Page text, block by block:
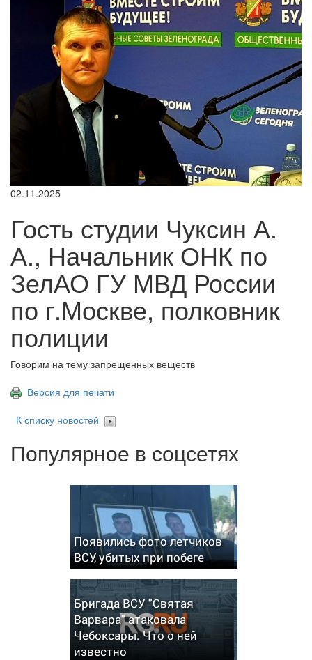
02.11.2025
Гость студии Чуксин А.
А., Начальник ОНК по
ЗелАО ГУ МВД России
по г.Москве, полковник
полиции
Говорим на тему запрещенных веществ
Версия для печати
К списку новостей
Популярное в соцсетях
Появились фото летчиков
ВСУ, убитых при побеге
Бригада ВСУ "Святая
Варвара" атаковала
Чебоксары. Что о ней
известно